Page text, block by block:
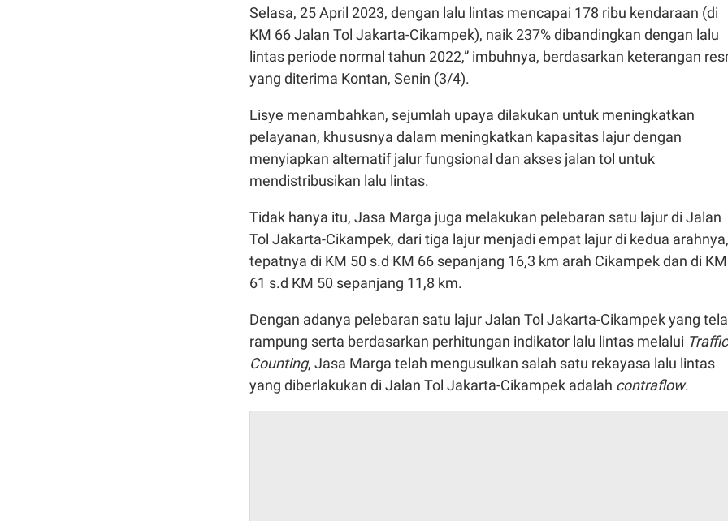
Selasa, 25 April 2023, dengan lalu lintas mencapai 178 ribu kendaraan (di
KM 66 Jalan Tol Jakarta-Cikampek), naik 237% dibandingkan dengan lalu
lintas periode normal tahun 2022,” imbuhnya, berdasarkan keterangan
yang diterima Kontan, Senin (3/4).
Lisye menambahkan, sejumlah upaya dilakukan untuk meningkatkan
pelayanan, khususnya dalam meningkatkan kapasitas lajur dengan
menyiapkan alternatif jalur fungsional dan akses jalan tol untuk
mendistribusikan lalu lintas.
Tidak hanya itu, Jasa Marga juga melakukan pelebaran satu lajur di Jalan
Tol Jakarta-Cikampek, dari tiga lajur menjadi empat lajur di kedua arahnya,
tepatnya di KM 50 s.d KM 66 sepanjang 16,3 km arah Cikampek dan di KM
61 s.d KM 50 sepanjang 11,8 km.
Dengan adanya pelebaran satu lajur Jalan Tol Jakarta-Cikampek yang
rampung serta berdasarkan perhitungan indikator lalu lintas melalui Traffic
Counting, Jasa Marga telah mengusulkan salah satu rekayasa lalu lintas
yang diberlakukan di Jalan Tol Jakarta-Cikampek adalah contraflow.